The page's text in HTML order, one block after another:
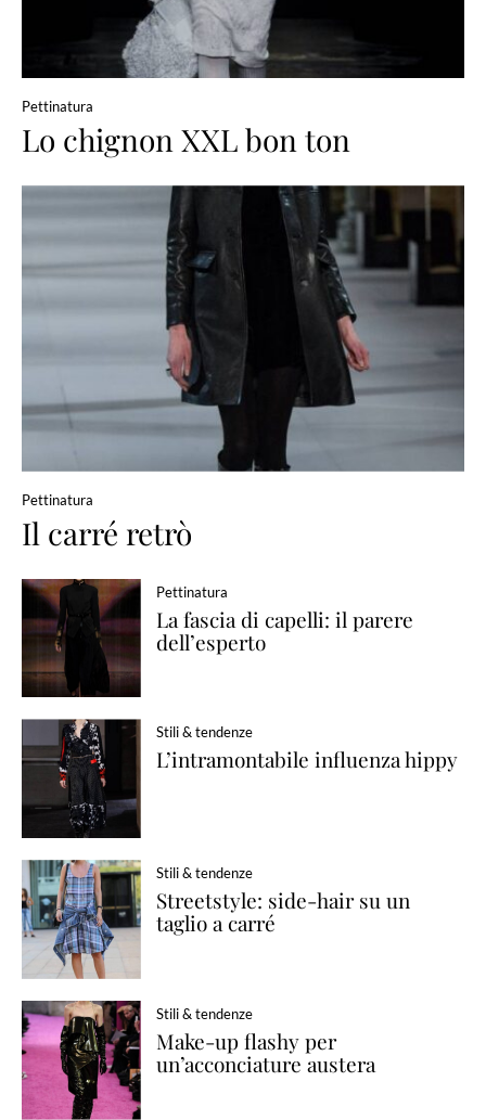
Pettinatura
Lo chignon XXL bon ton
Pettinatura
Il carré retrò
Pettinatura
La fascia di capelli: il parere
dell’esperto
Stili & tendenze
L’intramontabile influenza hippy
Stili & tendenze
Streetstyle: side-hair su un
taglio a carré
Stili & tendenze
Make-up flashy per
un’acconciature austera